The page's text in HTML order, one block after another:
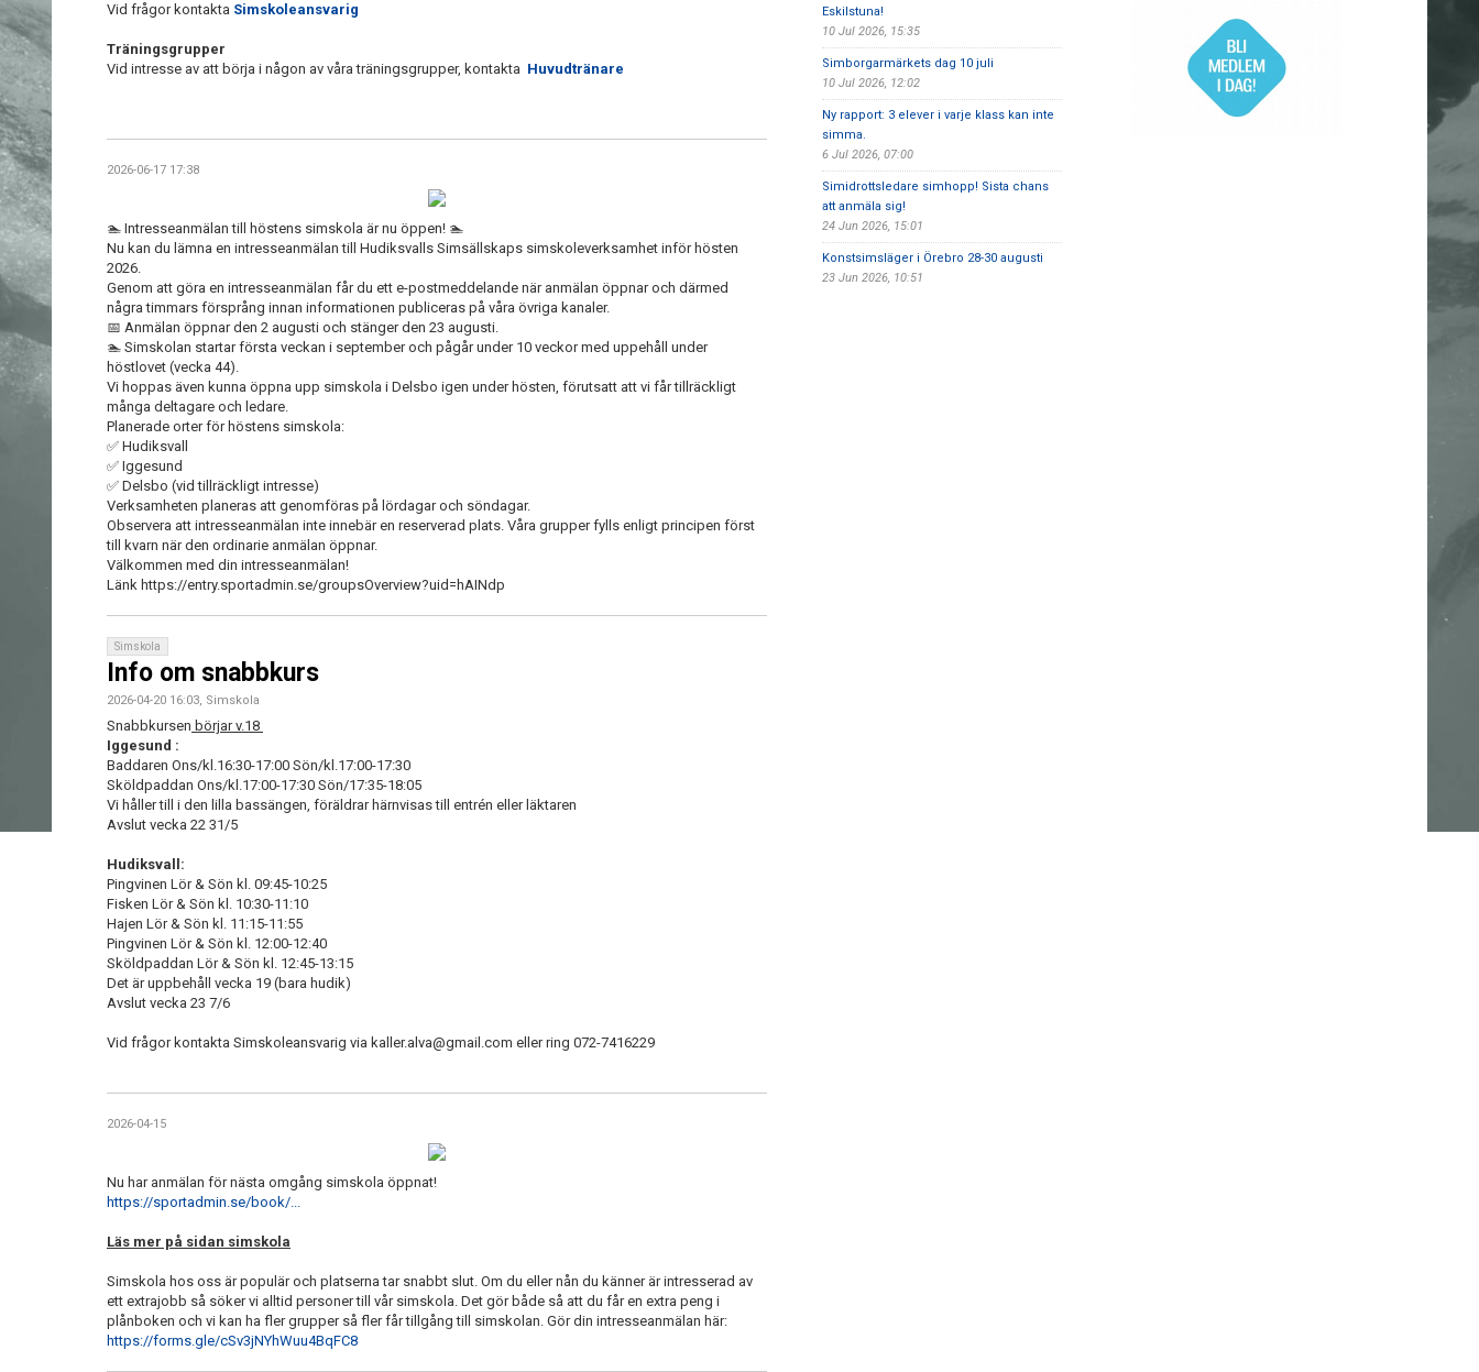
Vid frågor kontakta Simskoleansvarig
Träningsgrupper
Vid intresse av att börja i någon av våra träningsgrupper, kontakta Huvudtränare
2026-06-17 17:38
🏊 Intresseanmälan till höstens simskola är nu öppen! 🏊
Nu kan du lämna en intresseanmälan till Hudiksvalls Simsällskaps simskoleverksamhet inför hösten
2026.
Genom att göra en intresseanmälan får du ett e-postmeddelande när anmälan öppnar och därmed
några timmars försprång innan informationen publiceras på våra övriga kanaler.
📅 Anmälan öppnar den 2 augusti och stänger den 23 augusti.
🏊 Simskolan startar första veckan i september och pågår under 10 veckor med uppehåll under
höstlovet (vecka 44).
Vi hoppas även kunna öppna upp simskola i Delsbo igen under hösten, förutsatt att vi får tillräckligt
många deltagare och ledare.
Planerade orter för höstens simskola:
✅ Hudiksvall
✅ Iggesund
✅ Delsbo (vid tillräckligt intresse)
Verksamheten planeras att genomföras på lördagar och söndagar.
Observera att intresseanmälan inte innebär en reserverad plats. Våra grupper fylls enligt principen först
till kvarn när den ordinarie anmälan öppnar.
Välkommen med din intresseanmälan!
Länk https://entry.sportadmin.se/groupsOverview?uid=hAINdp
Simskola
Info om snabbkurs
2026-04-20 16:03, Simskola
Snabbkursen börjar v.18
Iggesund :
Baddaren Ons/kl.16:30-17:00 Sön/kl.17:00-17:30
Sköldpaddan Ons/kl.17:00-17:30 Sön/17:35-18:05
Vi håller till i den lilla bassängen, föräldrar härnvisas till entrén eller läktaren
Avslut vecka 22 31/5
Hudiksvall:
Pingvinen Lör & Sön kl. 09:45-10:25
Fisken Lör & Sön kl. 10:30-11:10
Hajen Lör & Sön kl. 11:15-11:55
Pingvinen Lör & Sön kl. 12:00-12:40
Sköldpaddan Lör & Sön kl. 12:45-13:15
Det är uppbehåll vecka 19 (bara hudik)
Avslut vecka 23 7/6
Vid frågor kontakta Simskoleansvarig via kaller.alva@gmail.com eller ring 072-7416229
2026-04-15
Nu har anmälan för nästa omgång simskola öppnat!
https://sportadmin.se/book/...
Läs mer på sidan simskola
Simskola hos oss är populär och platserna tar snabbt slut. Om du eller nån du känner är intresserad av
ett extrajobb så söker vi alltid personer till vår simskola. Det gör både så att du får en extra peng i
plånboken och vi kan ha fler grupper så fler får tillgång till simskolan. Gör din intresseanmälan här:
https://forms.gle/cSv3jNYhWuu4BqFC8
Eskilstuna!
10 Jul 2026, 15:35
Simborgarmärkets dag 10 juli
10 Jul 2026, 12:02
Ny rapport: 3 elever i varje klass kan inte
simma.
6 Jul 2026, 07:00
Simidrottsledare simhopp! Sista chans
att anmäla sig!
24 Jun 2026, 15:01
Konstsimsläger i Örebro 28-30 augusti
23 Jun 2026, 10:51